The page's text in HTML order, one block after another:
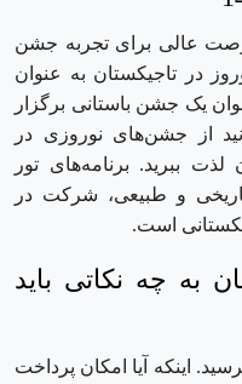
تاجیکستان ۱۴۰۴ یک فرصت عالی برای تجربه جشن
در تاجیکستان به عنوان
یک جشن باستانی برگزار
از جشن‌های نوروزی در
ببرید. برنامه‌های تور
و طبیعی، شرکت در
است.
به چه نکاتی باید
اینکه آیا امکان پرداخت